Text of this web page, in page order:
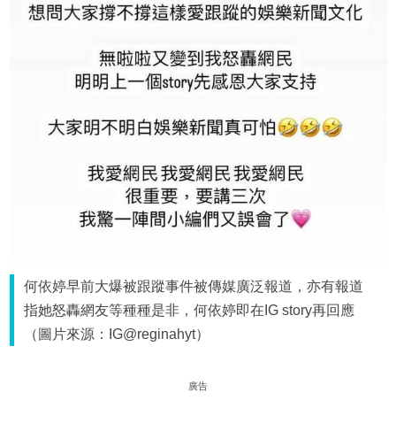
何依婷早前大爆被跟蹤事件被傳媒廣泛報道，亦有報道
指她怒轟網友等種種是非，何依婷即在IG story再回應
（圖片來源：IG@reginahyt）
廣告